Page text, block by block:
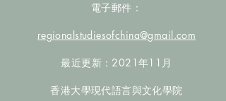
電子郵件：
regionalstudiesofchina@gmail.com
最近更新：2021年11月
香港大學現代語言與文化學院